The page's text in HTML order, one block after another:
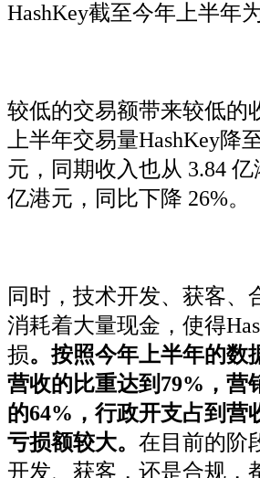
HashKey截至今年上半年为
较低的交易额带来较低的
上半年交易量HashKey降
元，同期收入也从 3.84 亿
亿港元，同比下降 26%。
同时，技术开发、获客、
消耗着大量现金，使得
损。按照今年上半年的数
营收的比重达到79%，营
的64%，行政开支占到营
亏损额较大。 在目前的阶
开发、获客，还是合规，